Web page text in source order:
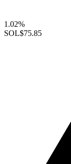
1.02%
SOL$75.85